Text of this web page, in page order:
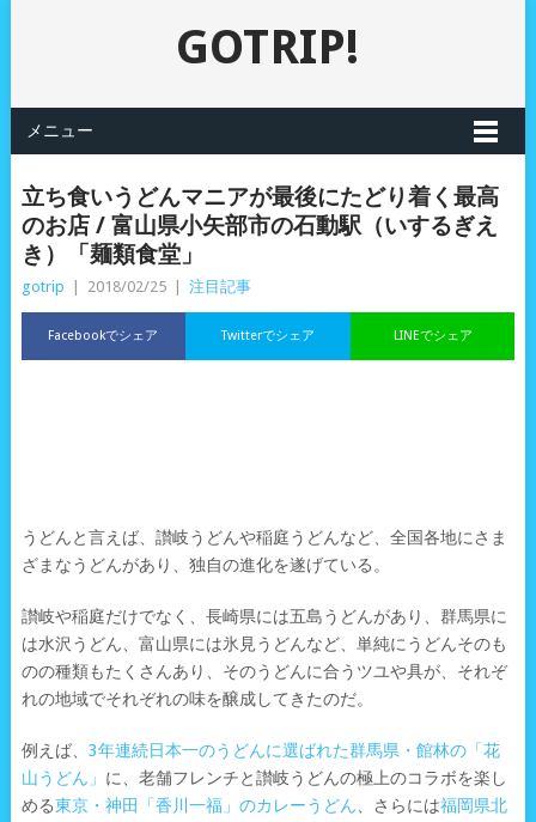
GOTRIP!
メニュー
立ち食いうどんマニアが最後にたどり着く最高
のお店 / 富山県小矢部市の石動駅（いするぎえ
き）「麺類食堂」
gotrip 2018/02/25 注目記事
Facebookでシェア LINEでシェア
Twitterでシェア
うどんと言えば、讃岐うどんや稲庭うどんなど、全国各地にさま
ざまなうどんがあり、独自の進化を遂げている。
讃岐や稲庭だけでなく、長崎県には五島うどんがあり、群馬県に
は水沢うどん、富山県には氷見うどんなど、単純にうどんそのも
のの種類もたくさんあり、そのうどんに合うツユや具が、それぞ
れの地域でそれぞれの味を醸成してきたのだ。
例えば、 3年連続日本一のうどんに選ばれた群馬県・館林の「花
山うどん」 に、老舗フレンチと讃岐うどんの極上のコラボを楽し
める東京・神田「香川一福」のカレーうどん 、さらには福岡県北